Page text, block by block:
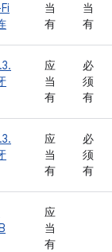
当
有
当
有
应
当
有
必
须
有
应
当
有
必
须
有
应
当
有